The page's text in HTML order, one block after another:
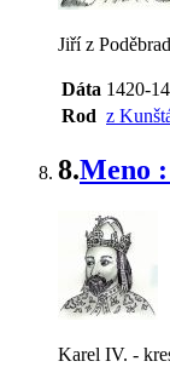
Jiří z
Dáta 1420-
Rod z
8.Meno
Karel IV. -